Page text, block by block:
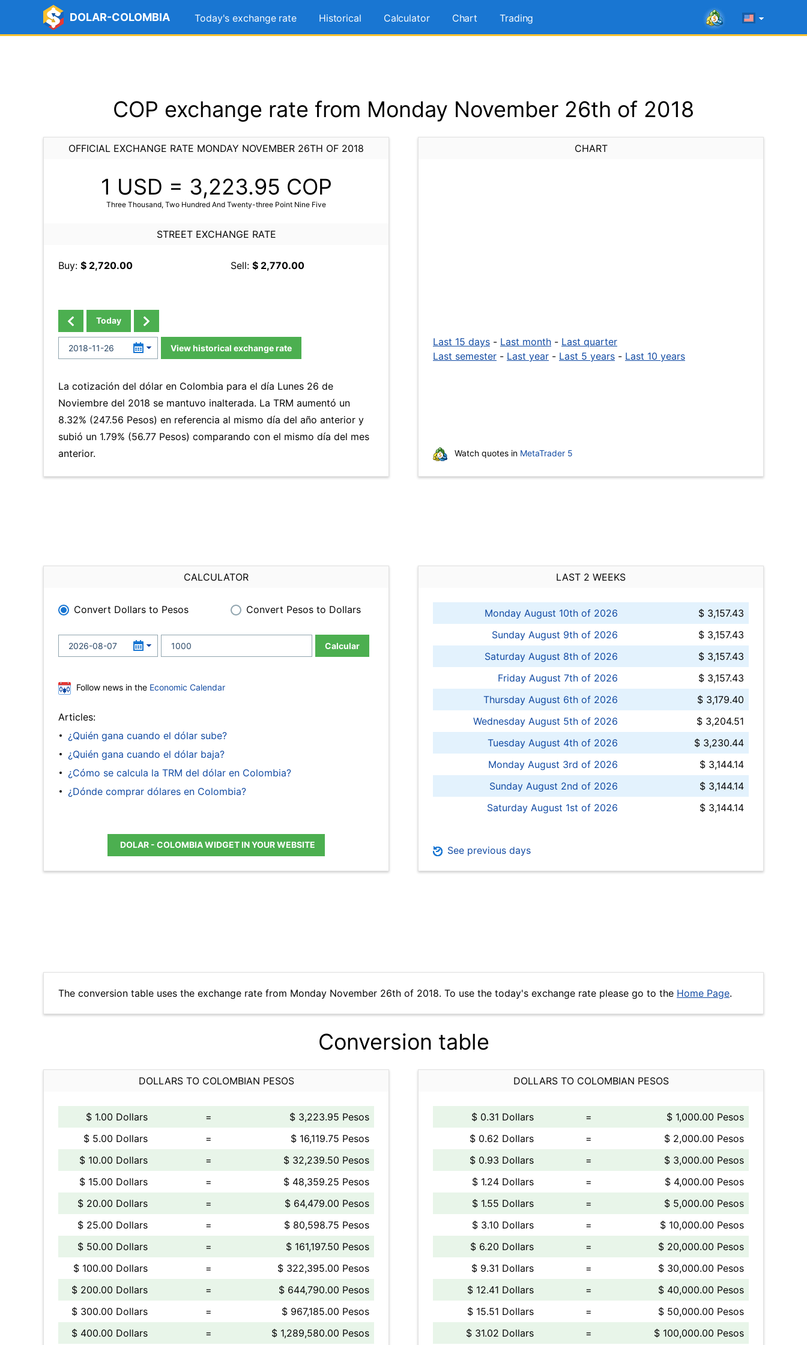
DOLAR-COLOMBIA Today's exchange rate Historical Calculator Chart Trading
COP exchange rate from Monday November 26th of 2018
OFFICIAL EXCHANGE RATE MONDAY NOVEMBER 26TH OF 2018
1 USD = 3,223.95 COP
Three Thousand, Two Hundred And Twenty-three Point Nine Five
STREET EXCHANGE RATE
Buy: $ 2,720.00 Sell: $ 2,770.00
Today
View historical exchange rate
La cotización del dólar en Colombia para el día Lunes 26 de
Noviembre del 2018 se mantuvo inalterada. La TRM aumentó un
8.32% (247.56 Pesos) en referencia al mismo día del año anterior y
subió un 1.79% (56.77 Pesos) comparando con el mismo día del mes
anterior.
CHART
Last 15 days - Last month - Last quarter
Last semester - Last year - Last 5 years - Last 10 years
Watch quotes in MetaTrader 5
CALCULATOR
Convert Dollars to Pesos Convert Pesos to Dollars
Calcular
Follow news in the Economic Calendar
Articles:
¿Quién gana cuando el dólar sube?
¿Quién gana cuando el dólar baja?
¿Cómo se calcula la TRM del dólar en Colombia?
¿Dónde comprar dólares en Colombia?
DOLAR - COLOMBIA WIDGET IN YOUR WEBSITE
LAST 2 WEEKS
Monday August 10th of 2026
$ 3,157.43
Sunday August 9th of 2026
$ 3,157.43
Saturday August 8th of 2026
$ 3,157.43
Friday August 7th of 2026
$ 3,157.43
Thursday August 6th of 2026
$ 3,179.40
Wednesday August 5th of 2026
$ 3,204.51
Tuesday August 4th of 2026
$ 3,230.44
Monday August 3rd of 2026
$ 3,144.14
Sunday August 2nd of 2026
$ 3,144.14
Saturday August 1st of 2026
$ 3,144.14
See previous days
The conversion table uses the exchange rate from Monday November 26th of 2018. To use the today's exchange rate please go to the Home Page.
Conversion table
DOLLARS TO COLOMBIAN PESOS
$ 1.00 Dollars =
$ 3,223.95 Pesos
$ 5.00 Dollars
=
$ 16,119.75 Pesos
$ 10.00 Dollars
=
$ 32,239.50 Pesos
$ 15.00 Dollars
=
$ 48,359.25 Pesos
$ 20.00 Dollars
=
$ 64,479.00 Pesos
$ 25.00 Dollars
=
$ 80,598.75 Pesos
$ 50.00 Dollars
=
$ 161,197.50 Pesos
$ 100.00 Dollars
=
$ 322,395.00 Pesos
$ 200.00 Dollars
=
$ 644,790.00 Pesos
$ 300.00 Dollars
=
$ 967,185.00 Pesos
$ 400.00 Dollars
= $ 1,289,580.00 Pesos
DOLLARS TO COLOMBIAN PESOS
$ 0.31 Dollars =
$ 1,000.00 Pesos
$ 0.62 Dollars
=
$ 2,000.00 Pesos
$ 0.93 Dollars
=
$ 3,000.00 Pesos
$ 1.24 Dollars
=
$ 4,000.00 Pesos
$ 1.55 Dollars
=
$ 5,000.00 Pesos
$ 3.10 Dollars
=
$ 10,000.00 Pesos
$ 6.20 Dollars
=
$ 20,000.00 Pesos
$ 9.31 Dollars
=
$ 30,000.00 Pesos
$ 12.41 Dollars
=
$ 40,000.00 Pesos
$ 15.51 Dollars
=
$ 50,000.00 Pesos
$ 31.02 Dollars
= $ 100,000.00 Pesos